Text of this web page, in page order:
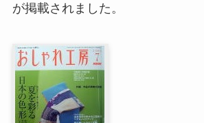
が掲載されました。